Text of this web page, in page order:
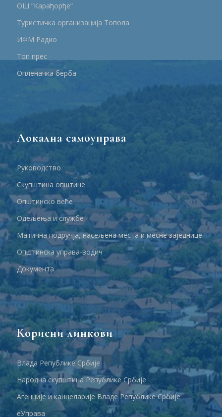
ОШ “Карађорђе”
Туристичка организација Топола
ИФМ Радио
Топ прес
Опленачка берба
Локална самоуправа
Руководство
Скупштина општине
Општинско веће
Одељења и службе
Матична подручја, насељена места и месне заједнице
Општинска управа-водич
Документа
Корисни линкови
Влада Републике Србије
Народна скупштина Републике Србије
Агенције и канцеларије Владе Републике Србије
еУправа